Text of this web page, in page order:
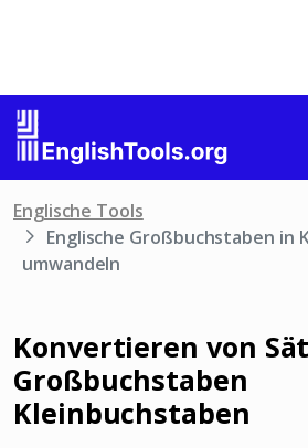
Englische Tools
Englische Großbuchstaben in
umwandeln
Konvertieren von
Großbuchstaben
Kleinbuchstaben